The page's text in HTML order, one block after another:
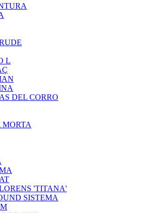
L
DEL CORRO
'TITANA'
SISTEMA